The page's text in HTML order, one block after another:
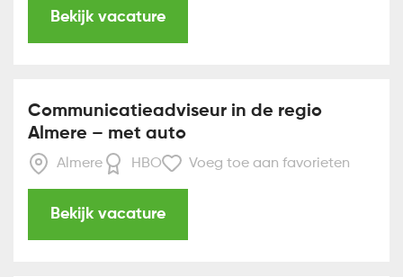
Bekijk vacature
Communicatieadviseur in de regio
Almere – met auto
Almere HBO Voeg toe aan favorieten
Bekijk vacature